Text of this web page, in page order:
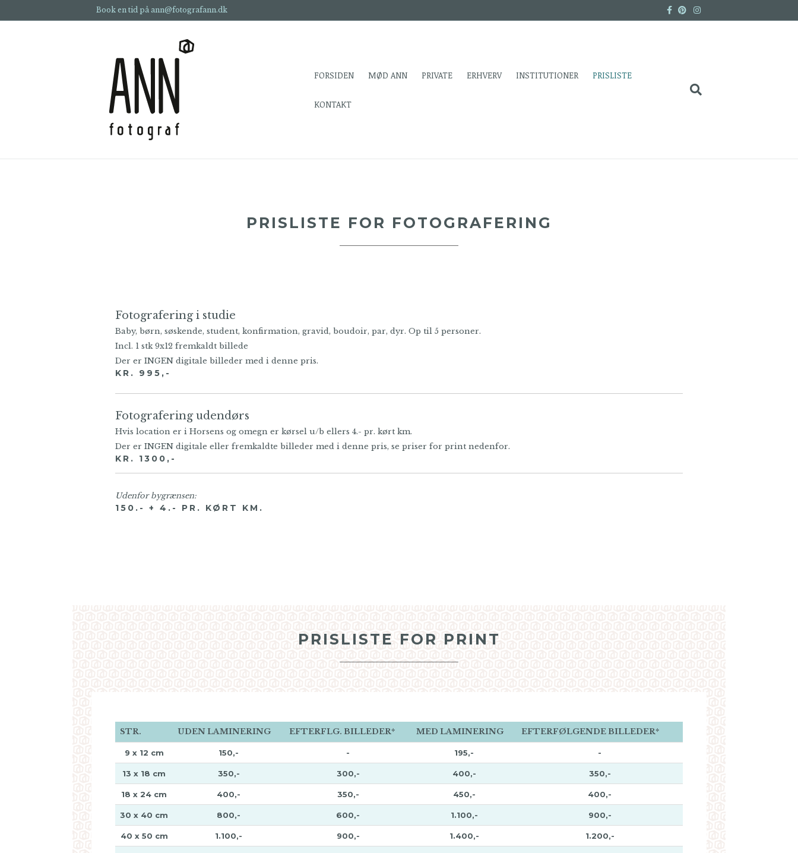
Book en tid på ann@fotografann.dk Facebook
PinterestInstagram
FORSIDEN MØD ANN PRIVATE ERHVERV INSTITUTIONER PRISLISTE
KONTAKT
PRISLISTE FOR FOTOGRAFERING
Fotografering i studie
Baby, børn, søskende, student, konfirmation, gravid, boudoir, par, dyr. Op til 5 personer.
Incl. 1 stk 9x12 fremkaldt billede
Der er INGEN digitale billeder med i denne pris.
KR. 995,-
Fotografering udendørs
Hvis location er i Horsens og omegn er kørsel u/b ellers 4.- pr. kørt km.
Der er INGEN digitale eller fremkaldte billeder med i denne pris, se priser for print nedenfor.
KR. 1300,-
Udenfor bygrænsen:
150.- + 4.- PR. KØRT KM.
PRISLISTE FOR PRINT
STR. UDEN LAMINERING EFTERFLG. BILLEDER* MED LAMINERING EFTERFØLGENDE BILLEDER*
9 x 12 cm 150,- - 195,- -
13 x 18 cm 350,- 300,- 400,- 350,-
18 x 24 cm 400,- 350,- 450,- 400,-
30 x 40 cm 800,- 600,- 1.100,- 900,-
40 x 50 cm 1.100,- 900,- 1.400,- 1.200,-